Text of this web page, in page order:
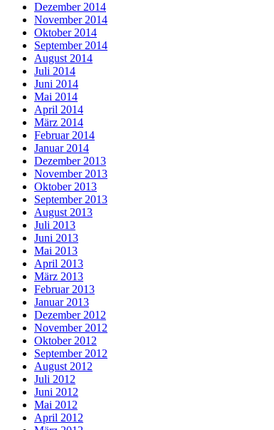
Dezember 2014
November 2014
Oktober 2014
September 2014
August 2014
Juli 2014
Juni 2014
Mai 2014
April 2014
März 2014
Februar 2014
Januar 2014
Dezember 2013
November 2013
Oktober 2013
September 2013
August 2013
Juli 2013
Juni 2013
Mai 2013
April 2013
März 2013
Februar 2013
Januar 2013
Dezember 2012
November 2012
Oktober 2012
September 2012
August 2012
Juli 2012
Juni 2012
Mai 2012
April 2012